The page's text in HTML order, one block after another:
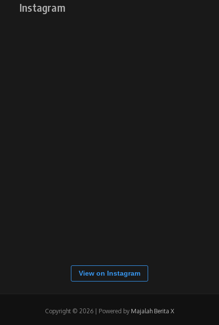
Instagram
View on Instagram
Copyright © 2026 | Powered by Majalah Berita X